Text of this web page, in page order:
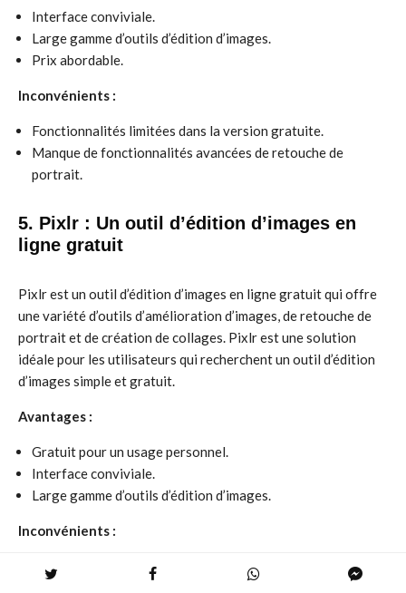
Interface conviviale.
Large gamme d’outils d’édition d’images.
Prix abordable.
Inconvénients :
Fonctionnalités limitées dans la version gratuite.
Manque de fonctionnalités avancées de retouche de
portrait.
5. Pixlr : Un outil d’édition d’images en
ligne gratuit
Pixlr est un outil d’édition d’images en ligne gratuit qui offre
une variété d’outils d’amélioration d’images, de retouche de
portrait et de création de collages. Pixlr est une solution
idéale pour les utilisateurs qui recherchent un outil d’édition
d’images simple et gratuit.
Avantages :
Gratuit pour un usage personnel.
Interface conviviale.
Large gamme d’outils d’édition d’images.
Inconvénients :
Fonctionnalités limitées par rapport aux outils payants.